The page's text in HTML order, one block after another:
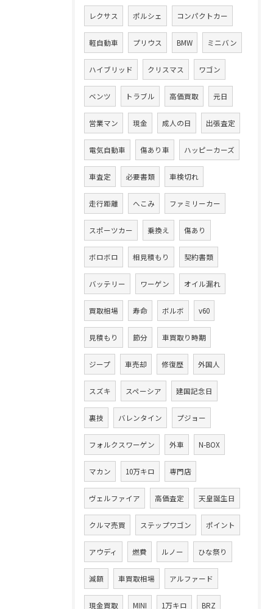
レクサス ポルシェ コンパクトカー
軽自動車 プリウス BMW ミニバン
ハイブリッド クリスマス ワゴン
ベンツ トラブル 高価買取 元日
営業マン 現金 成人の日 出張査定
電気自動車 傷あり車 ハッピーカーズ
車査定 必要書類 車検切れ
走行距離 へこみ ファミリーカー
スポーツカー 乗換え 傷あり
ボロボロ 相見積もり 契約書類
バッテリー ワーゲン オイル漏れ
買取相場 寿命 ボルボ v60
見積もり 節分 車買取り時期
ジープ 車売却 修復歴 外国人
スズキ スペーシア 建国記念日
裏技 バレンタイン プジョー
フォルクスワーゲン 外車 N-BOX
マカン 10万キロ 専門店
ヴェルファイア 高価査定 天皇誕生日
クルマ売買 ステップワゴン ポイント
アウディ 燃費 ルノー ひな祭り
減額 車買取相場 アルファード
現金買取 MINI 1万キロ BRZ